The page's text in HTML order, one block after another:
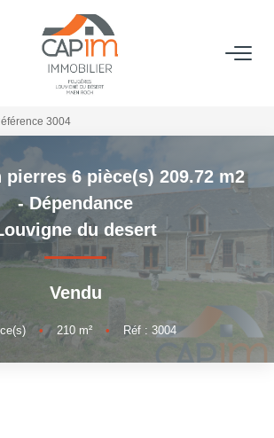
VENTES
NOTRE AGENCE
Qui Sommes Nous
Notre Équipe
Nous Rejoindre
Nos Actualités
3004
pierres 6 pièce(s) 209.72 m2
- Dépendance
du desert
Vendu
• 210m² • Réf : 3004